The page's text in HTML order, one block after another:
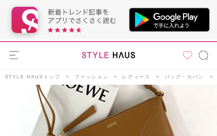
STYLE HAUSトップ ファッション レディース バッグ・カバン